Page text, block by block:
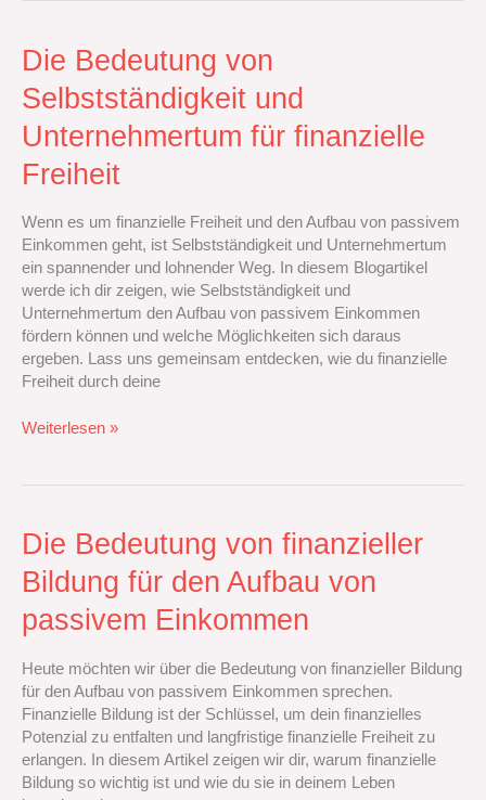
Die Bedeutung von
Selbstständigkeit und
Unternehmertum für finanzielle
Freiheit
Wenn es um finanzielle Freiheit und den Aufbau von passivem
Einkommen geht, ist Selbstständigkeit und Unternehmertum
ein spannender und lohnender Weg. In diesem Blogartikel
werde ich dir zeigen, wie Selbstständigkeit und
Unternehmertum den Aufbau von passivem Einkommen
fördern können und welche Möglichkeiten sich daraus
ergeben. Lass uns gemeinsam entdecken, wie du finanzielle
Freiheit durch deine
Die
Bedeutung
von
und
Unternehmertum
für
Freiheit
Weiterlesen »
Die Bedeutung von finanzieller
Bildung für den Aufbau von
passivem Einkommen
Heute möchten wir über die Bedeutung von finanzieller Bildung
für den Aufbau von passivem Einkommen sprechen.
Finanzielle Bildung ist der Schlüssel, um dein finanzielles
Potenzial zu entfalten und langfristige finanzielle Freiheit zu
erlangen. In diesem Artikel zeigen wir dir, warum finanzielle
Bildung so wichtig ist und wie du sie in deinem Leben
Die
Bedeutung
von
Bildung
den
Aufbau
von
passivem
Einkommen